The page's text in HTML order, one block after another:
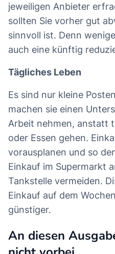
jeweiligen Anbieter
sollten Sie vorher gut
sinnvoll ist. Denn
auch eine künftig
Tägliches Leben
Es sind nur kleine
machen sie einen
Arbeit nehmen, anstatt
oder Essen gehen.
vorausplanen und so
Einkauf im Supermarkt
Tankstelle vermeiden.
Einkauf auf dem
günstiger.
An diesen